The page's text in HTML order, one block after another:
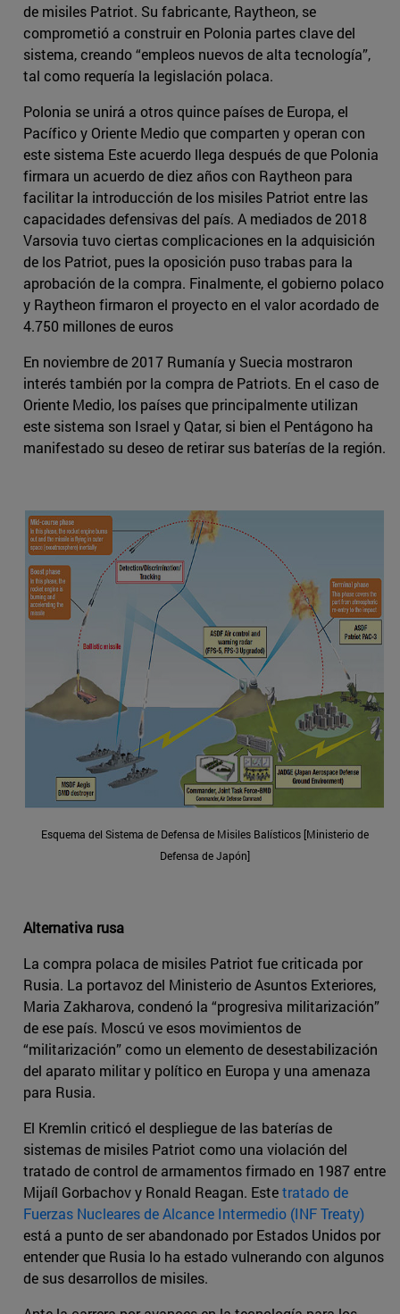
de misiles Patriot. Su fabricante, Raytheon, se
comprometió a construir en Polonia partes clave del
sistema, creando “empleos nuevos de alta tecnología”,
tal como requería la legislación polaca.
Polonia se unirá a otros quince países de Europa, el
Pacífico y Oriente Medio que comparten y operan con
este sistema Este acuerdo llega después de que Polonia
firmara un acuerdo de diez años con Raytheon para
facilitar la introducción de los misiles Patriot entre las
capacidades defensivas del país. A mediados de 2018
Varsovia tuvo ciertas complicaciones en la adquisición
de los Patriot, pues la oposición puso trabas para la
aprobación de la compra. Finalmente, el gobierno polaco
y Raytheon firmaron el proyecto en el valor acordado de
4.750 millones de euros
En noviembre de 2017 Rumanía y Suecia mostraron
interés también por la compra de Patriots. En el caso de
Oriente Medio, los países que principalmente utilizan
este sistema son Israel y Qatar, si bien el Pentágono ha
manifestado su deseo de retirar sus baterías de la región.
Esquema del Sistema de Defensa de Misiles Balísticos [Ministerio de
Defensa de Japón]
Alternativa rusa
La compra polaca de misiles Patriot fue criticada por
Rusia. La portavoz del Ministerio de Asuntos Exteriores,
Maria Zakharova, condenó la “progresiva militarización”
de ese país. Moscú ve esos movimientos de
“militarización” como un elemento de desestabilización
del aparato militar y político en Europa y una amenaza
para Rusia.
El Kremlin criticó el despliegue de las baterías de
sistemas de misiles Patriot como una violación del
tratado de control de armamentos firmado en 1987 entre
Mijaíl Gorbachov y Ronald Reagan. Estetratado de
Fuerzas Nucleares de Alcance Intermedio (INF Treaty)
está a punto de ser abandonado por Estados Unidos por
entender que Rusia lo ha estado vulnerando con algunos
de sus desarrollos de misiles.